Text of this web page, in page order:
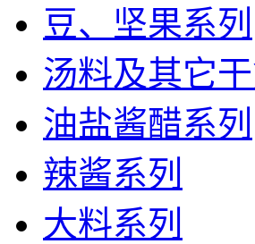
豆、坚果系列
汤料及其它
油盐酱醋系列
辣酱系列
大料系列